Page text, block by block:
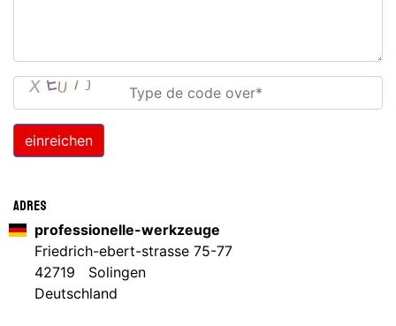
einreichen
Adres
professionelle-werkzeuge
Friedrich-ebert-strasse 75-77
42719 Solingen
Deutschland